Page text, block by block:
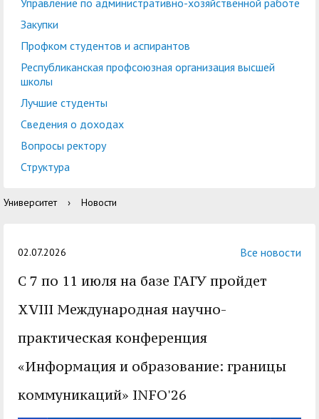
Международная
деятельность
Управление по
административно-
Закупки
Республиканская
организация высшей
Центр тестирования
иностранных граждан
по русскому языку
Центр развития
компетенций
Центр русского языка
обучающихся ГАГУ
Образовательный
модуль «Обучение
Информация о
отпуска обучающимся
Управление по административно-хозяйственной работе
Закупки
Профком студентов и аспирантов
Республиканская профсоюзная организация высшей
школы
Лучшие студенты
Сведения о доходах
Вопросы ректору
Структура
Университет › Новости
02.07.2026 Все новости
C 7 по 11 июля на базе ГАГУ пройдет
XVIII Международная научно-
практическая конференция
«Информация и образование: границы
коммуникаций» INFO'26